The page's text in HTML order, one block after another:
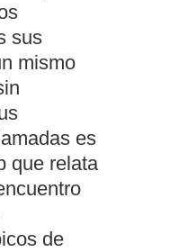
sus
mismo
es
que relata
de